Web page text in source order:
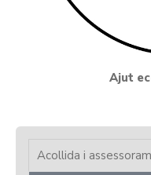
Ajut
Acollida i